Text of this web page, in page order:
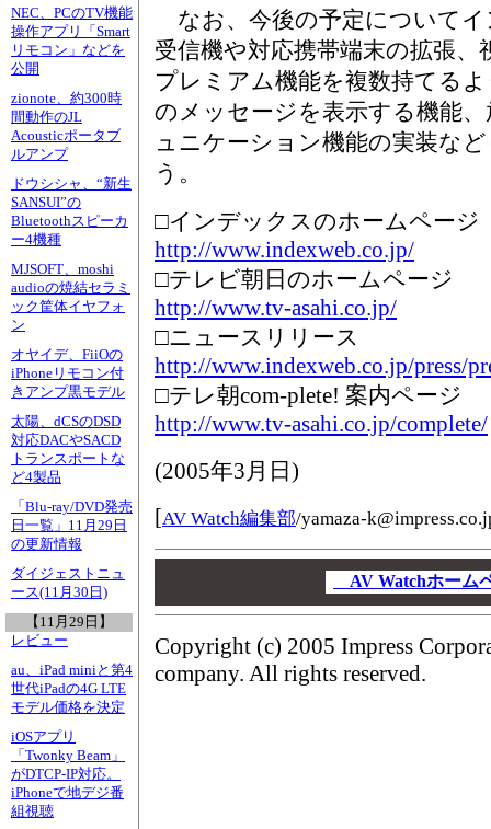
NEC、PCのTV機能
操作アプリ「Smart
リモコン」などを
公開
zionote、約300時
間動作のJL
Acousticポータブ
ルアンプ
ドウシシャ、“新生
SANSUI”の
Bluetoothスピーカ
ー4機種
MJSOFT、moshi
audioの焼結セラミ
ック筐体イヤフォ
ン
オヤイデ、FiiOの
iPhoneリモコン付
きアンプ黒モデル
太陽、dCSのDSD
対応DACやSACD
トランスポートな
ど4製品
「Blu-ray/DVD発売
日一覧」11月29日
の更新情報
ダイジェストニュ
ース(11月30日)
【11月29日】
レビュー
au、iPad miniと第4
世代iPadの4G LTE
モデル価格を決定
iOSアプリ
「Twonky Beam」
がDTCP-IP対応。
iPhoneで地デジ番
組視聴
なお、今後の予定について
受信機や対応携帯端末の拡張
プレミアム機能を複数持てる
のメッセージを表示する機能
ュニケーション機能の実装な
う。
□インデックスのホームページ
http://www.indexweb.co.jp/
□テレビ朝日のホームページ
http://www.tv-asahi.co.jp/
□ニュースリリース
http://www.indexweb.co.jp/press/
□テレ朝com-plete! 案内ページ
http://www.tv-asahi.co.jp/complete/
(2005年3月日 )
[AV Watch編集部/yamaza-
AV Watchホー
Copyright (c) 2005 Impress
company. All rights reserved.